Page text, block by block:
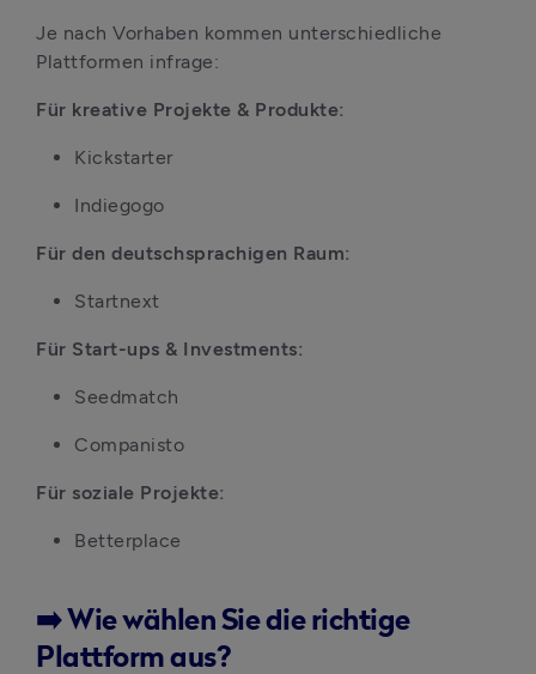
Je nach Vorhaben kommen unterschiedliche
Plattformen infrage:
Für kreative Projekte & Produkte:
Kickstarter
Indiegogo
Für den deutschsprachigen Raum:
Startnext
Für Start-ups & Investments:
Seedmatch
Companisto
Für soziale Projekte:
Betterplace
➡️ Wie wählen Sie die richtige
Plattform aus?